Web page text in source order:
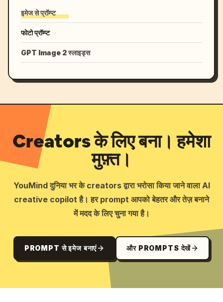
इमेज से प्रॉम्प्ट
फोटो प्रॉम्प्ट
GPT Image 2 स्लाइड्स
Creators के लिए बना। हमेशा
मुफ़्त।
YouMind दुनिया भर के creators द्वारा भरोसा किया जाने वाला AI
creative copilot है। हर prompt आपको बेहतर और तेज़ बनाने
में मदद के लिए चुना गया है।
PROMPT से इमेज बनाएं और PROMPTS देखें